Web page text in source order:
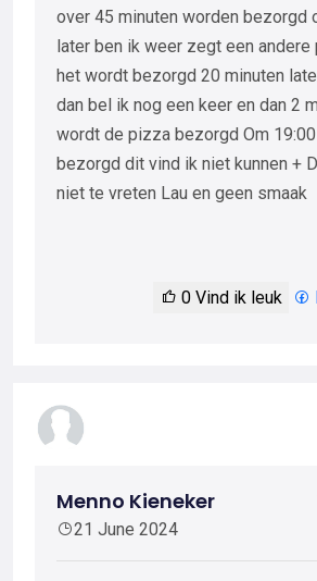
over 45 minuten worden bezorgd
later ben ik weer zegt een andere
het wordt bezorgd 20 minuten
dan bel ik nog een keer en dan 2
wordt de pizza bezorgd Om
bezorgd dit vind ik niet kunnen +
niet te vreten Lau en geen smaak
0 Vind ik leuk
Menno Kieneker
21 June 2024